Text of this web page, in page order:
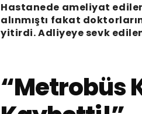
Hastanede ameliyat
alınmıştı fakat
yitirdi. Adliyeye sevk edilen